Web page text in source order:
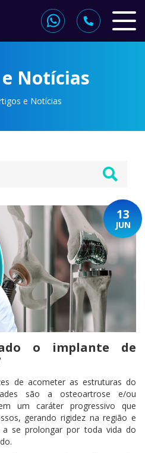
Notícias
e Notícias
13
JUN
o implante de
de acometer as estruturas do
são a osteoartrose e/ou
um caráter progressivo que
gerando rigidez na região e
se prolongar por toda vida do